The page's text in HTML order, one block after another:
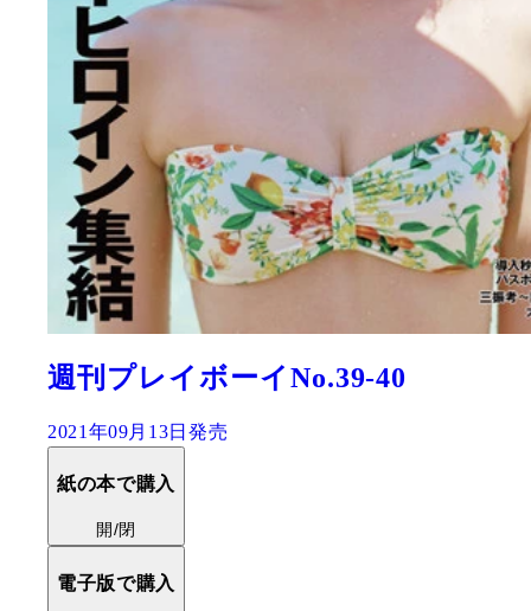
週刊プレイボーイNo.42
2021年10月04日発売
紙の本で購入
電子版で購入